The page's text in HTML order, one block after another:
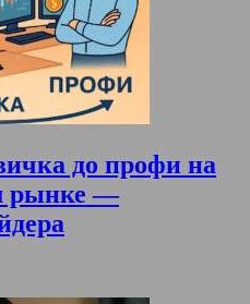
до профи на
рынке —